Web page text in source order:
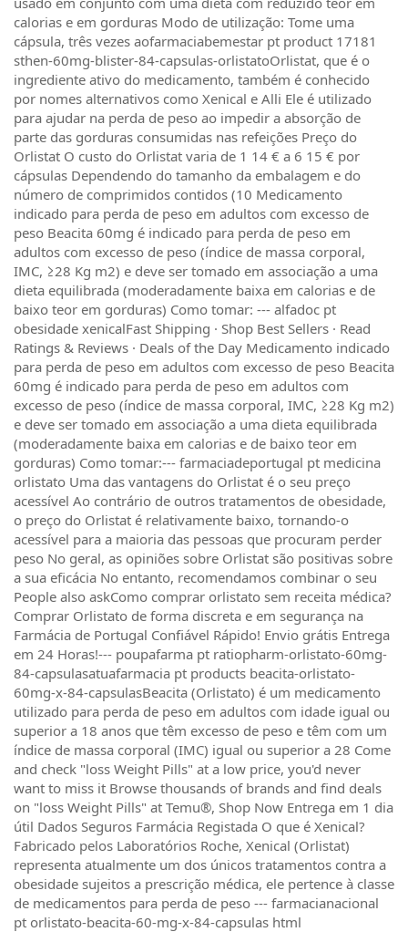
calorias e em gorduras Modo de utilização: Tome uma
cápsula, três vezes aofarmaciabemestar pt product 17181
sthen-60mg-blister-84-capsulas-orlistatoOrlistat, que é o
ingrediente ativo do medicamento, também é conhecido
por nomes alternativos como Xenical e Alli Ele é utilizado
para ajudar na perda de peso ao impedir a absorção de
parte das gorduras consumidas nas refeições Preço do
Orlistat O custo do Orlistat varia de 1 14 € a 6 15 € por
cápsulas Dependendo do tamanho da embalagem e do
número de comprimidos contidos (10 Medicamento
indicado para perda de peso em adultos com excesso de
peso Beacita 60mg é indicado para perda de peso em
adultos com excesso de peso (índice de massa corporal,
IMC, ≥28 Kg m2) e deve ser tomado em associação a uma
dieta equilibrada (moderadamente baixa em calorias e de
baixo teor em gorduras) Como tomar: --- alfadoc pt
obesidade xenicalFast Shipping · Shop Best Sellers · Read
Ratings & Reviews · Deals of the Day Medicamento indicado
para perda de peso em adultos com excesso de peso Beacita
60mg é indicado para perda de peso em adultos com
excesso de peso (índice de massa corporal, IMC, ≥28 Kg m2)
e deve ser tomado em associação a uma dieta equilibrada
(moderadamente baixa em calorias e de baixo teor em
gorduras) Como tomar:--- farmaciadeportugal pt medicina
orlistato Uma das vantagens do Orlistat é o seu preço
acessível Ao contrário de outros tratamentos de obesidade,
o preço do Orlistat é relativamente baixo, tornando-o
acessível para a maioria das pessoas que procuram perder
peso No geral, as opiniões sobre Orlistat são positivas sobre
a sua eficácia No entanto, recomendamos combinar o seu
People also askComo comprar orlistato sem receita médica?
Comprar Orlistato de forma discreta e em segurança na
Farmácia de Portugal Confiável Rápido! Envio grátis Entrega
em 24 Horas!--- poupafarma pt ratiopharm-orlistato-60mg-
84-capsulasatuafarmacia pt products beacita-orlistato-
60mg-x-84-capsulasBeacita (Orlistato) é um medicamento
utilizado para perda de peso em adultos com idade igual ou
superior a 18 anos que têm excesso de peso e têm com um
índice de massa corporal (IMC) igual ou superior a 28 Come
and check "loss Weight Pills" at a low price, you'd never
want to miss it Browse thousands of brands and find deals
on "loss Weight Pills" at Temu®, Shop Now Entrega em 1 dia
útil Dados Seguros Farmácia Registada O que é Xenical?
Fabricado pelos Laboratórios Roche, Xenical (Orlistat)
representa atualmente um dos únicos tratamentos contra a
obesidade sujeitos a prescrição médica, ele pertence à classe
de medicamentos para perda de peso --- farmacianacional
pt orlistato-beacita-60-mg-x-84-capsulas html